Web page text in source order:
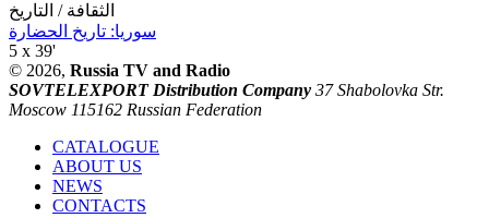
الثقافة / التاريخ
سوريا: تاريخ الحضارة
5 x 39'
© 2026, Russia TV and Radio
SOVTELEXPORT Distribution Company 37 Shabolovka Str.
Moscow 115162 Russian Federation
CATALOGUE
ABOUT US
NEWS
CONTACTS